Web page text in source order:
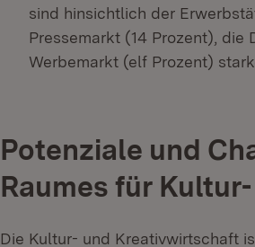
sind hinsichtlich der
Pressemarkt (14 Prozent),
Werbemarkt (elf Prozent)
Potenziale und
Raumes für
Die Kultur- und Kreativwirtschaft